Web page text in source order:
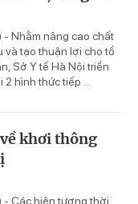
- Nhằm nâng cao chất
và tạo thuận lợi cho tổ
Sở Y tế Hà Nội triển
hình thức tiếp ...
khơi thông
- Các hiện tượng thời